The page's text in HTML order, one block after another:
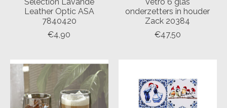
Selection Lavande
Leather Optic ASA
7840420
€4,90
Vetro 6 glas
onderzetters in houder
Zack 20384
€47,50